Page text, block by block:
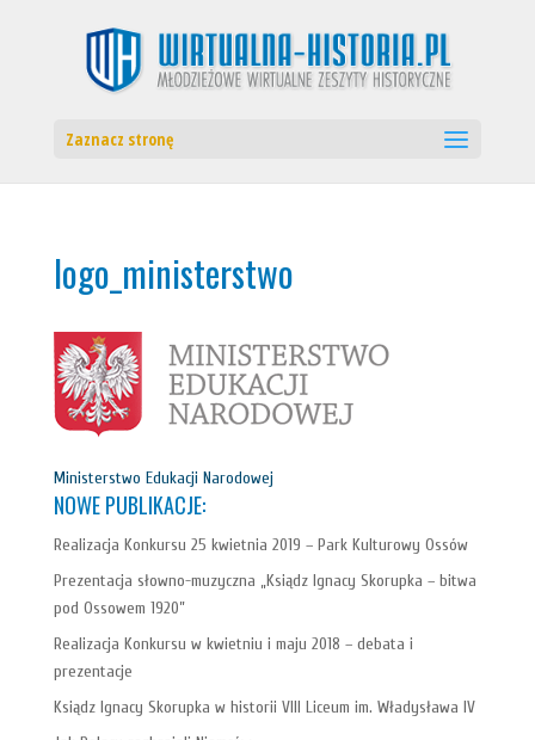
Zaznacz stronę
logo_ministerstwo
Ministerstwo Edukacji Narodowej
NOWE PUBLIKACJE:
Realizacja Konkursu 25 kwietnia 2019 – Park Kulturowy Ossów
Prezentacja słowno-muzyczna „Ksiądz Ignacy Skorupka – bitwa
pod Ossowem 1920”
Realizacja Konkursu w kwietniu i maju 2018 – debata i
prezentacje
Ksiądz Ignacy Skorupka w historii VIII Liceum im. Władysława IV